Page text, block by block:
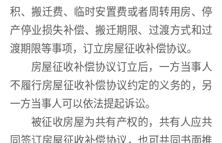
积、搬迁费、临时安置费或者周转用房、停
产停业损失补偿、搬迁期限、过渡方式和过
渡期限等事项，订立房屋征收补偿协议。
房屋征收补偿协议订立后，一方当事人
不履行房屋征收补偿协议约定的义务的，另
一方当事人可以依法提起诉讼。
被征收房屋为共有产权的，共有人应共
同签订房屋征收补偿协议，也可共同书面推